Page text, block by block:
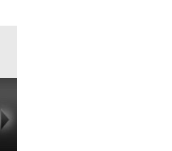
别节目——“我的